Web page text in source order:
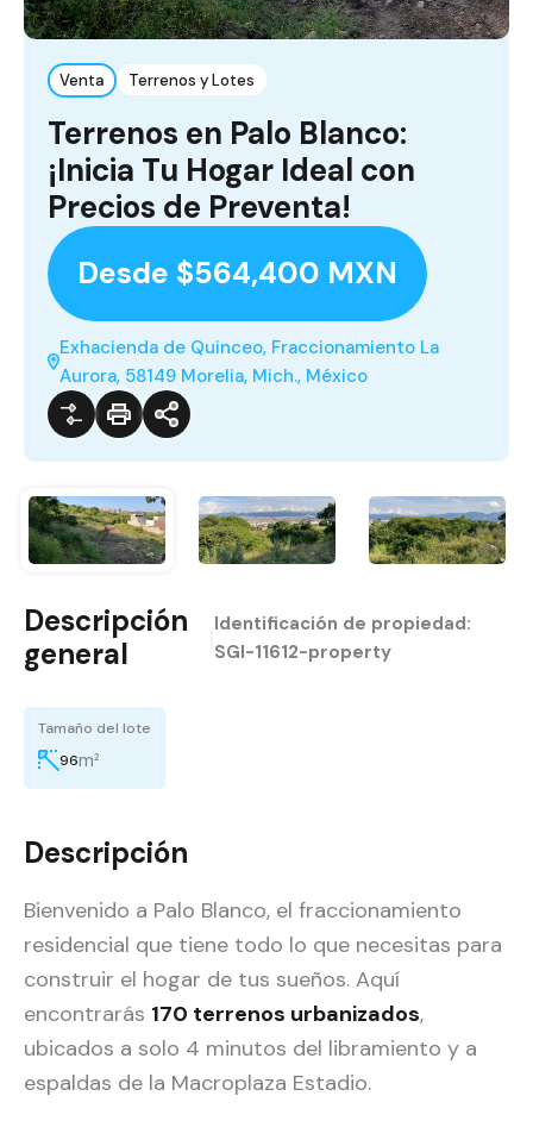
Venta Terrenos y Lotes
Terrenos en Palo Blanco:
¡Inicia Tu Hogar Ideal con
Precios de Preventa!
Desde $564,400 MXN
Exhacienda de Quinceo, Fraccionamiento La
Aurora, 58149 Morelia, Mich., México
Descripción
general
Identificación de propiedad:
SGI-11612-property
Tamaño del lote
96m²
Descripción
Bienvenido a Palo Blanco, el fraccionamiento
residencial que tiene todo lo que necesitas para
construir el hogar de tus sueños. Aquí
encontrarás 170 terrenos urbanizados,
ubicados a solo 4 minutos del libramiento y a
espaldas de la Macroplaza Estadio.